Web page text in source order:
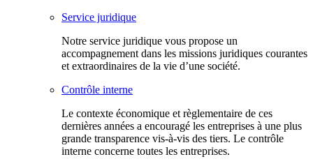
Service juridique
Notre service juridique vous propose un
accompagnement dans les missions juridiques courantes
et extraordinaires de la vie d’une société.
Contrôle interne
Le contexte économique et règlementaire de ces
dernières années a encouragé les entreprises à une plus
grande transparence vis-à-vis des tiers. Le contrôle
interne concerne toutes les entreprises.